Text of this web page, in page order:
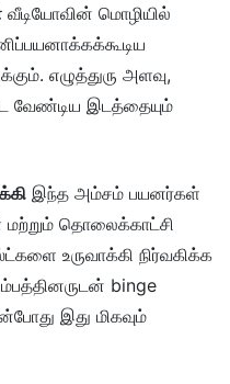
வீடியோவின் மொழியில்
எழுத்துரு அளவு,
வேண்டிய இடத்தையும்
இந்த அம்சம் பயனர்கள்
மற்றும் தொலைக்காட்சி
உருவாக்கி நிர்வகிக்க
binge
இது மிகவும்